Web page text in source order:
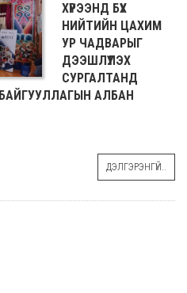
ХҮРЭЭНД БҮХ
НИЙТИЙН ЦАХИМ
УР ЧАДВАРЫГ
ДЭЭШЛҮҮЛЭХ
СУРГАЛТАНД
АЛБАН
ДЭЛГЭРЭНГҮЙ..